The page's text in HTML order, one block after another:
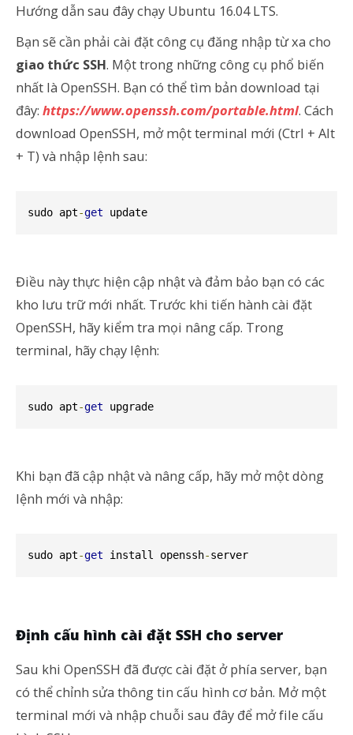
Hướng dẫn sau đây chạy Ubuntu 16.04 LTS.
Bạn sẽ cần phải cài đặt công cụ đăng nhập từ xa cho
giao thức SSH. Một trong những công cụ phổ biến
nhất là OpenSSH. Bạn có thể tìm bản download tại
đây: https://www.openssh.com/portable.html. Cách
download OpenSSH, mở một terminal mới (Ctrl + Alt
+ T) và nhập lệnh sau:
sudo apt-get update
Điều này thực hiện cập nhật và đảm bảo bạn có các
kho lưu trữ mới nhất. Trước khi tiến hành cài đặt
OpenSSH, hãy kiểm tra mọi nâng cấp. Trong
terminal, hãy chạy lệnh:
sudo apt-get upgrade
Khi bạn đã cập nhật và nâng cấp, hãy mở một dòng
lệnh mới và nhập:
sudo apt-get install openssh-server
Định cấu hình cài đặt SSH cho server
Sau khi OpenSSH đã được cài đặt ở phía server, bạn
có thể chỉnh sửa thông tin cấu hình cơ bản. Mở một
terminal mới và nhập chuỗi sau đây để mở file cấu